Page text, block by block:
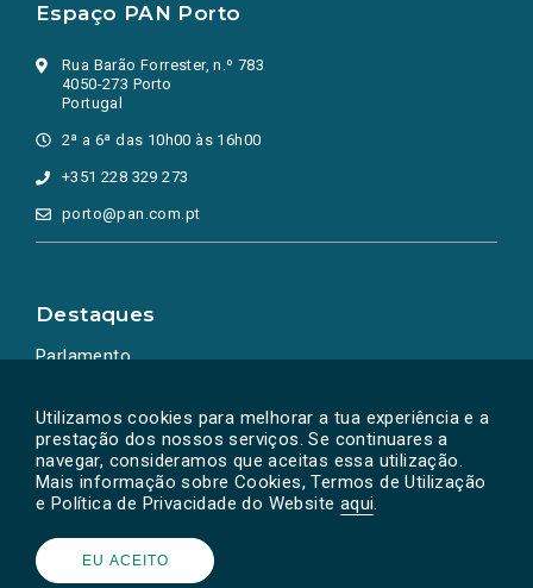
Utilizamos cookies para melhorar a tua experiência e a
prestação dos nossos serviços. Se continuares a
navegar, consideramos que aceitas essa utilização.
Mais informação sobre Cookies, Termos de Utilização
e Política de Privacidade do Website aqui.
EU ACEITO
Espaço PAN Porto
Rua Barão Forrester, n.º 783
4050-273 Porto
Portugal
2ª a 6ª das 10h00 às 16h00
+351 228 329 273
porto@pan.com.pt
Destaques
Parlamento
Powered by © PAN 2026